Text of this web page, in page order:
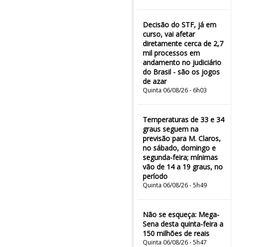
Decisão do STF, já em
curso, vai afetar
diretamente cerca de 2,7
mil processos em
andamento no judiciário
do Brasil - são os jogos
de azar
Quinta 06/08/26 - 6h03
Temperaturas de 33 e 34
graus seguem na
previsão para M. Claros,
no sábado, domingo e
segunda-feira; mínimas
vão de 14 a 19 graus, no
período
Quinta 06/08/26 - 5h49
Não se esqueça: Mega-
Sena desta quinta-feira a
150 milhões de reais
Quinta 06/08/26 - 5h47